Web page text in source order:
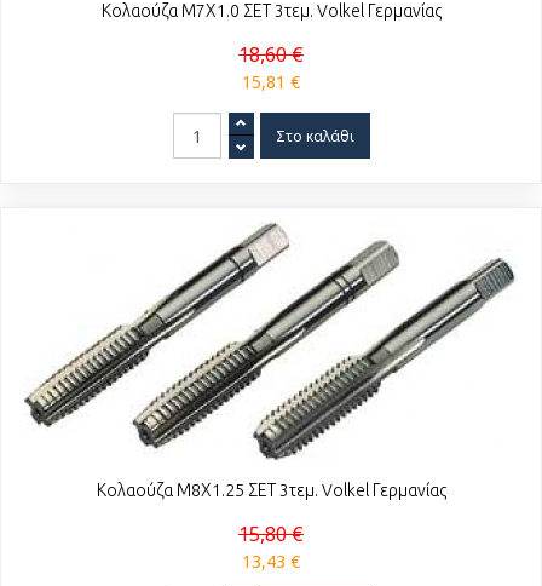
Κολαούζα Μ7Χ1.0 ΣΕΤ 3τεμ. Volkel Γερμανίας
18,60 €
15,81 €
Κολαούζα Μ8Χ1.25 ΣΕΤ 3τεμ. Volkel Γερμανίας
15,80 €
13,43 €